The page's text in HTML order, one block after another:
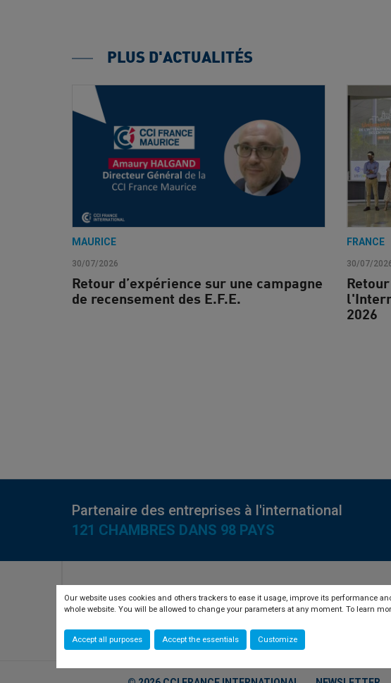
Our website uses cookies and others trackers to ease it usage, improve its performance
whole website. You will be allowed to change your parameters at any moment. To learn
Accept all purposes Accept the essentials Customize
PLUS D'ACTUALITÉS
MAURICE
30/07/2026
Retour d’expérience sur une campagne
de recensement des E.F.E.
FRANCE
30/07/
2026
Partenaire des entreprises à l'international
121 CHAMBRES DANS 98 PAYS